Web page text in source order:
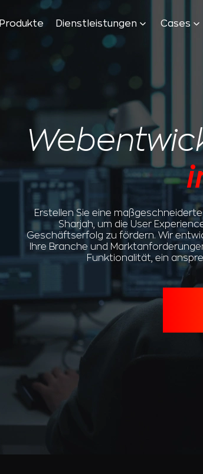
Produkte Dienstleistungen Cases
Erstellen Sie eine
Sharjah, um die User
Geschäftserfolg zu fördern. Wir
Ihre Branche und
Funktionalität, ein